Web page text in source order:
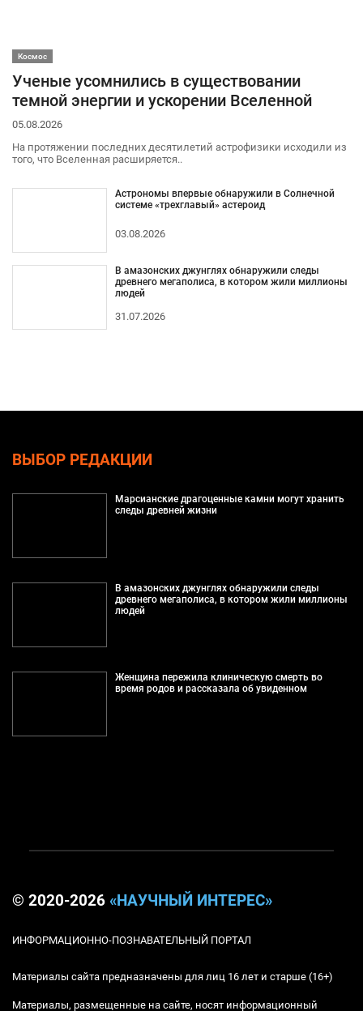
Космос
Ученые усомнились в существовании
темной энергии и ускорении Вселенной
05.08.2026
На протяжении последних десятилетий астрофизики исходили из
того, что Вселенная расширяется..
Астрономы впервые обнаружили в Солнечной
системе «трехглавый» астероид
03.08.2026
В амазонских джунглях обнаружили следы
древнего мегаполиса, в котором жили миллионы
людей
31.07.2026
ВЫБОР РЕДАКЦИИ
Марсианские драгоценные камни могут хранить
следы древней жизни
В амазонских джунглях обнаружили следы
древнего мегаполиса, в котором жили миллионы
людей
Женщина пережила клиническую смерть во
время родов и рассказала об увиденном
© 2020-2026 «НАУЧНЫЙ ИНТЕРЕС»
ИНФОРМАЦИОННО-ПОЗНАВАТЕЛЬНЫЙ ПОРТАЛ
Материалы сайта предназначены для лиц 16 лет и старше (16+)
Материалы, размещенные на сайте, носят информационный